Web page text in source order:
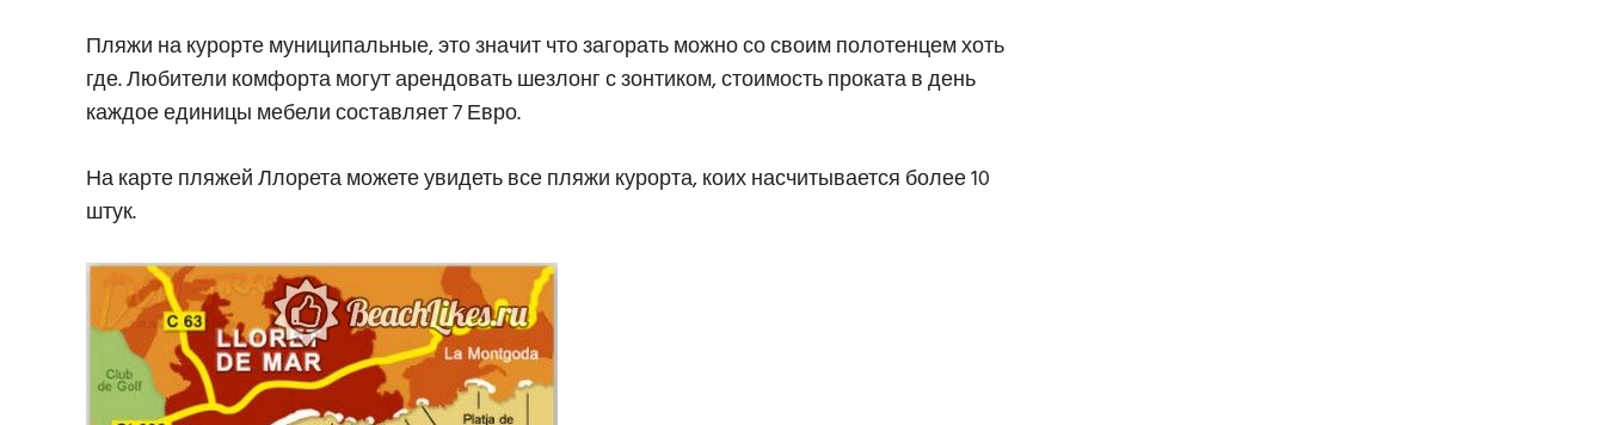
Пляжи на курорте муниципальные, это значит что загорать можно со своим полотенцем хоть
где. Любители комфорта могут арендовать шезлонг с зонтиком, стоимость проката в день
каждое единицы мебели составляет 7 Евро.
На карте пляжей Ллорета можете увидеть все пляжи курорта, коих насчитывается более 10
штук.